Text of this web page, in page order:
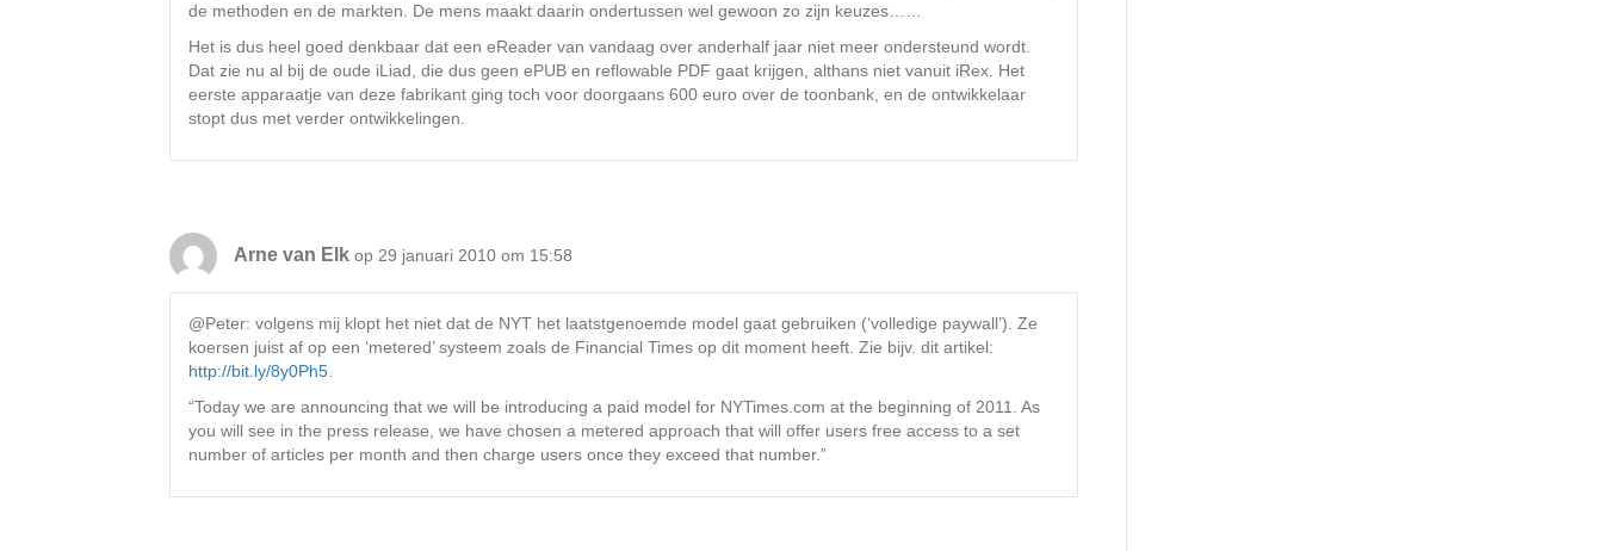
de methoden en de markten. De mens maakt daarin ondertussen wel gewoon zo zijn keuzes……
Het is dus heel goed denkbaar dat een eReader van vandaag over anderhalf jaar niet meer ondersteund wordt.
Dat zie nu al bij de oude iLiad, die dus geen ePUB en reflowable PDF gaat krijgen, althans niet vanuit iRex. Het
eerste apparaatje van deze fabrikant ging toch voor doorgaans 600 euro over de toonbank, en de ontwikkelaar
stopt dus met verder ontwikkelingen.
Arne van Elk op 29 januari 2010 om 15:58
@Peter: volgens mij klopt het niet dat de NYT het laatstgenoemde model gaat gebruiken (‘volledige paywall’). Ze
koersen juist af op een ‘metered’ systeem zoals de Financial Times op dit moment heeft. Zie bijv. dit artikel:
http://bit.ly/8y0Ph5
“Today we are announcing that we will be introducing a paid model for NYTimes.com at the beginning of 2011. As
you will see in the press release, we have chosen a metered approach that will offer users free access to a set
number of articles per month and then charge users once they exceed that number.”